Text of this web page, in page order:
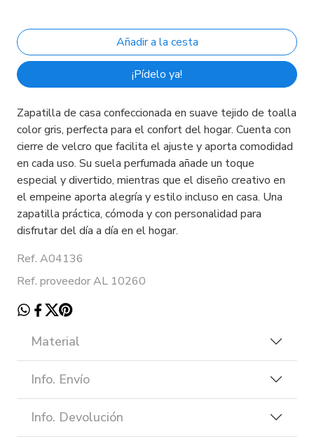
¡Pídelo ya!
Zapatilla de casa confeccionada en suave tejido de toalla
color gris, perfecta para el confort del hogar. Cuenta con
cierre de velcro que facilita el ajuste y aporta comodidad
en cada uso. Su suela perfumada añade un toque
especial y divertido, mientras que el diseño creativo en
el empeine aporta alegría y estilo incluso en casa. Una
zapatilla práctica, cómoda y con personalidad para
disfrutar del día a día en el hogar.
Ref. A04136
Ref. proveedor AL 10260
Material
Info. Envío
Info. Devolución